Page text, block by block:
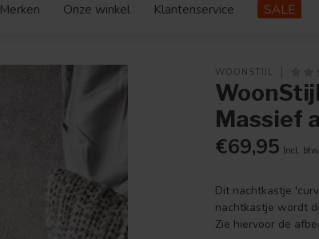
Merken Onze winkel Klantenservice SALE
WOONSTIJL
Massief
€69,95 Incl. btw
Dit nachtkastje
nachtkastje wordt
Zie hiervoor de